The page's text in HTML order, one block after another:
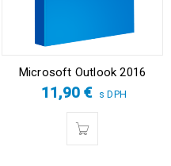
Microsoft Outlook 2016
11,90€ s DPH